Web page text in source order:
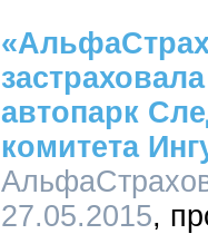
автопарк
комитета
27.05.2015